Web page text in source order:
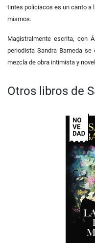
tintes policiacos es un canto a
mismos.
Magistralmente escrita, con
periodista Sandra Barneda
mezcla de obra intimista y
Otros libros de